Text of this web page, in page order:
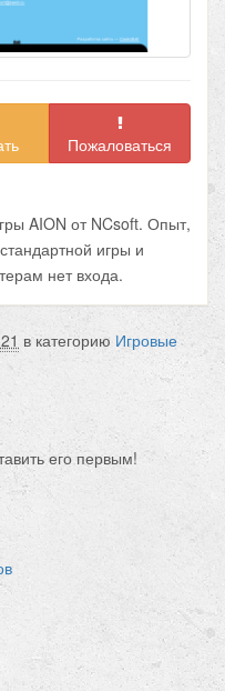
Пожаловаться
AION от NCsoft. Опыт,
игры и
нет входа.
в категорию Игровые
его первым!